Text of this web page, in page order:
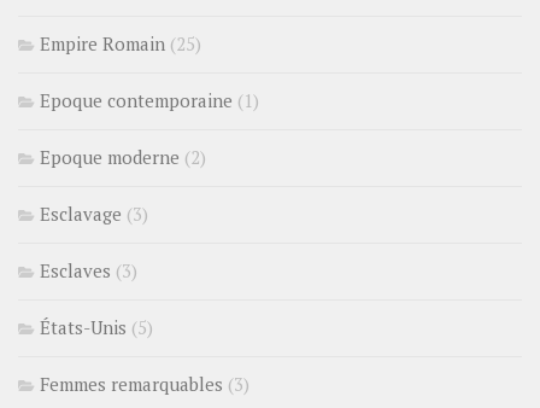
Empire Romain (25)
Epoque contemporaine (1)
Epoque moderne (2)
Esclavage (3)
Esclaves (3)
États-Unis (5)
Femmes remarquables (3)